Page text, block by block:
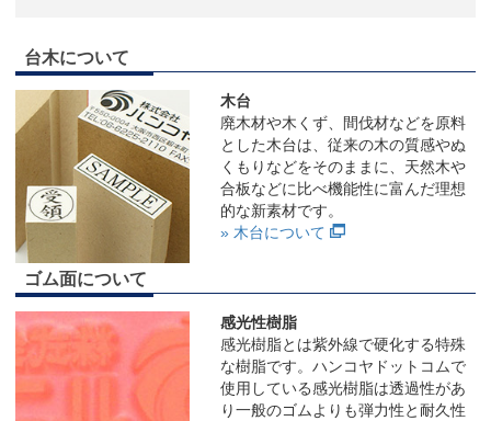
台木について
木台
廃木材や木くず、間伐材などを原料
とした木台は、従来の木の質感やぬ
くもりなどをそのままに、天然木や
合板などに比べ機能性に富んだ理想
的な新素材です。
» 木台について
ゴム面について
感光性樹脂
感光樹脂とは紫外線で硬化する特殊
な樹脂です。ハンコヤドットコムで
使用している感光樹脂は透過性があ
り一般のゴムよりも弾力性と耐久性